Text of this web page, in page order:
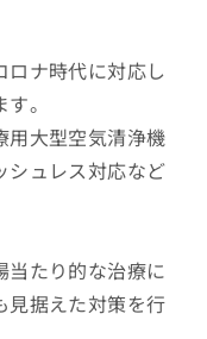
ロナ時代に対応し
。
用大型空気清浄機
シュレス対応など
当たり的な治療に
見据えた対策を行